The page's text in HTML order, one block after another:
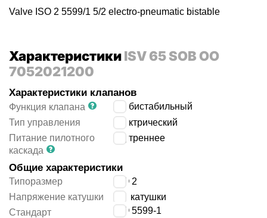
Valve ISO 2 5599/1 5/2 electro-pneumatic bistable
ХарактеристикиISV 65 SOB OO
7052021200
Характеристики клапанов
Функция клапана
5/2 бистабильный
Тип управления
электрический
Питание пилотного
каскада
внутреннее
Общие характеристики
Типоразмер
ISO 2
Напряжение катушки
без катушки
Стандарт
ISO 5599-1